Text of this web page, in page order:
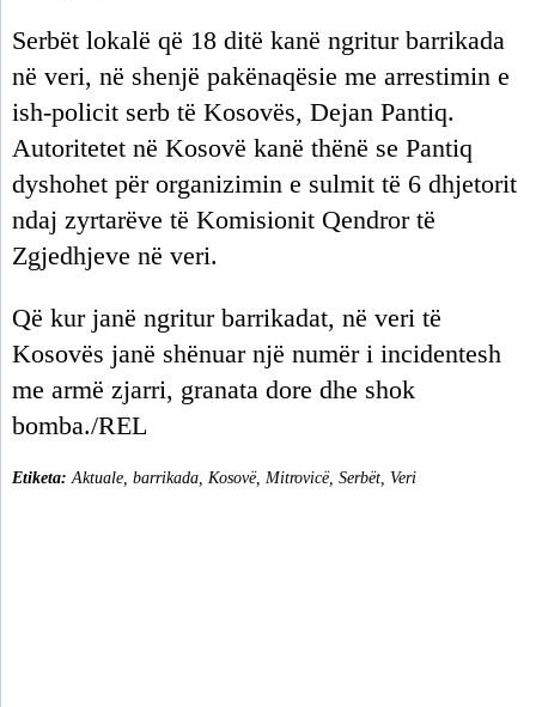
Serbët lokalë që 18 ditë kanë ngritur barrikada
në veri, në shenjë pakënaqësie me arrestimin e
ish-policit serb të Kosovës, Dejan Pantiq.
Autoritetet në Kosovë kanë thënë se Pantiq
dyshohet për organizimin e sulmit të 6 dhjetorit
ndaj zyrtarëve të Komisionit Qendror të
Zgjedhjeve në veri.
Që kur janë ngritur barrikadat, në veri të
Kosovës janë shënuar një numër i incidentesh
me armë zjarri, granata dore dhe shok
bomba./REL
Etiketa: Aktuale barrikada Kosovë, Mitrovicë, Serbët Veri